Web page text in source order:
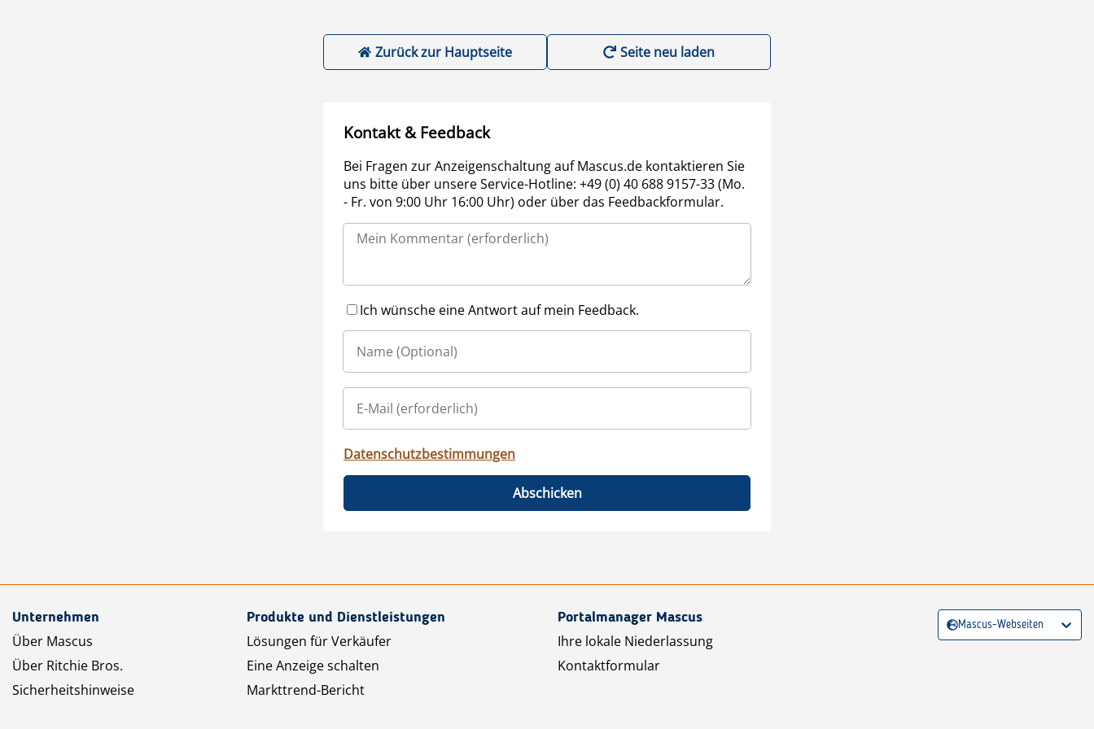
Zurück zur Hauptseite Seite neu laden
Kontakt & Feedback
Bei Fragen zur Anzeigenschaltung auf Mascus.de kontaktieren Sie
uns bitte über unsere Service-Hotline: +49 (0) 40 688 9157-33 (Mo.
- Fr. von 9:00 Uhr 16:00 Uhr) oder über das Feedbackformular.
Ich wünsche eine Antwort auf mein Feedback.
Datenschutzbestimmungen
Abschicken
Unternehmen
Über Mascus
Über Ritchie Bros.
Sicherheitshinweise
Produkte und Dienstleistungen
Lösungen für Verkäufer
Eine Anzeige schalten
Markttrend-Bericht
Portalmanager Mascus
Ihre lokale Niederlassung
Kontaktformular
Mascus-Webseiten